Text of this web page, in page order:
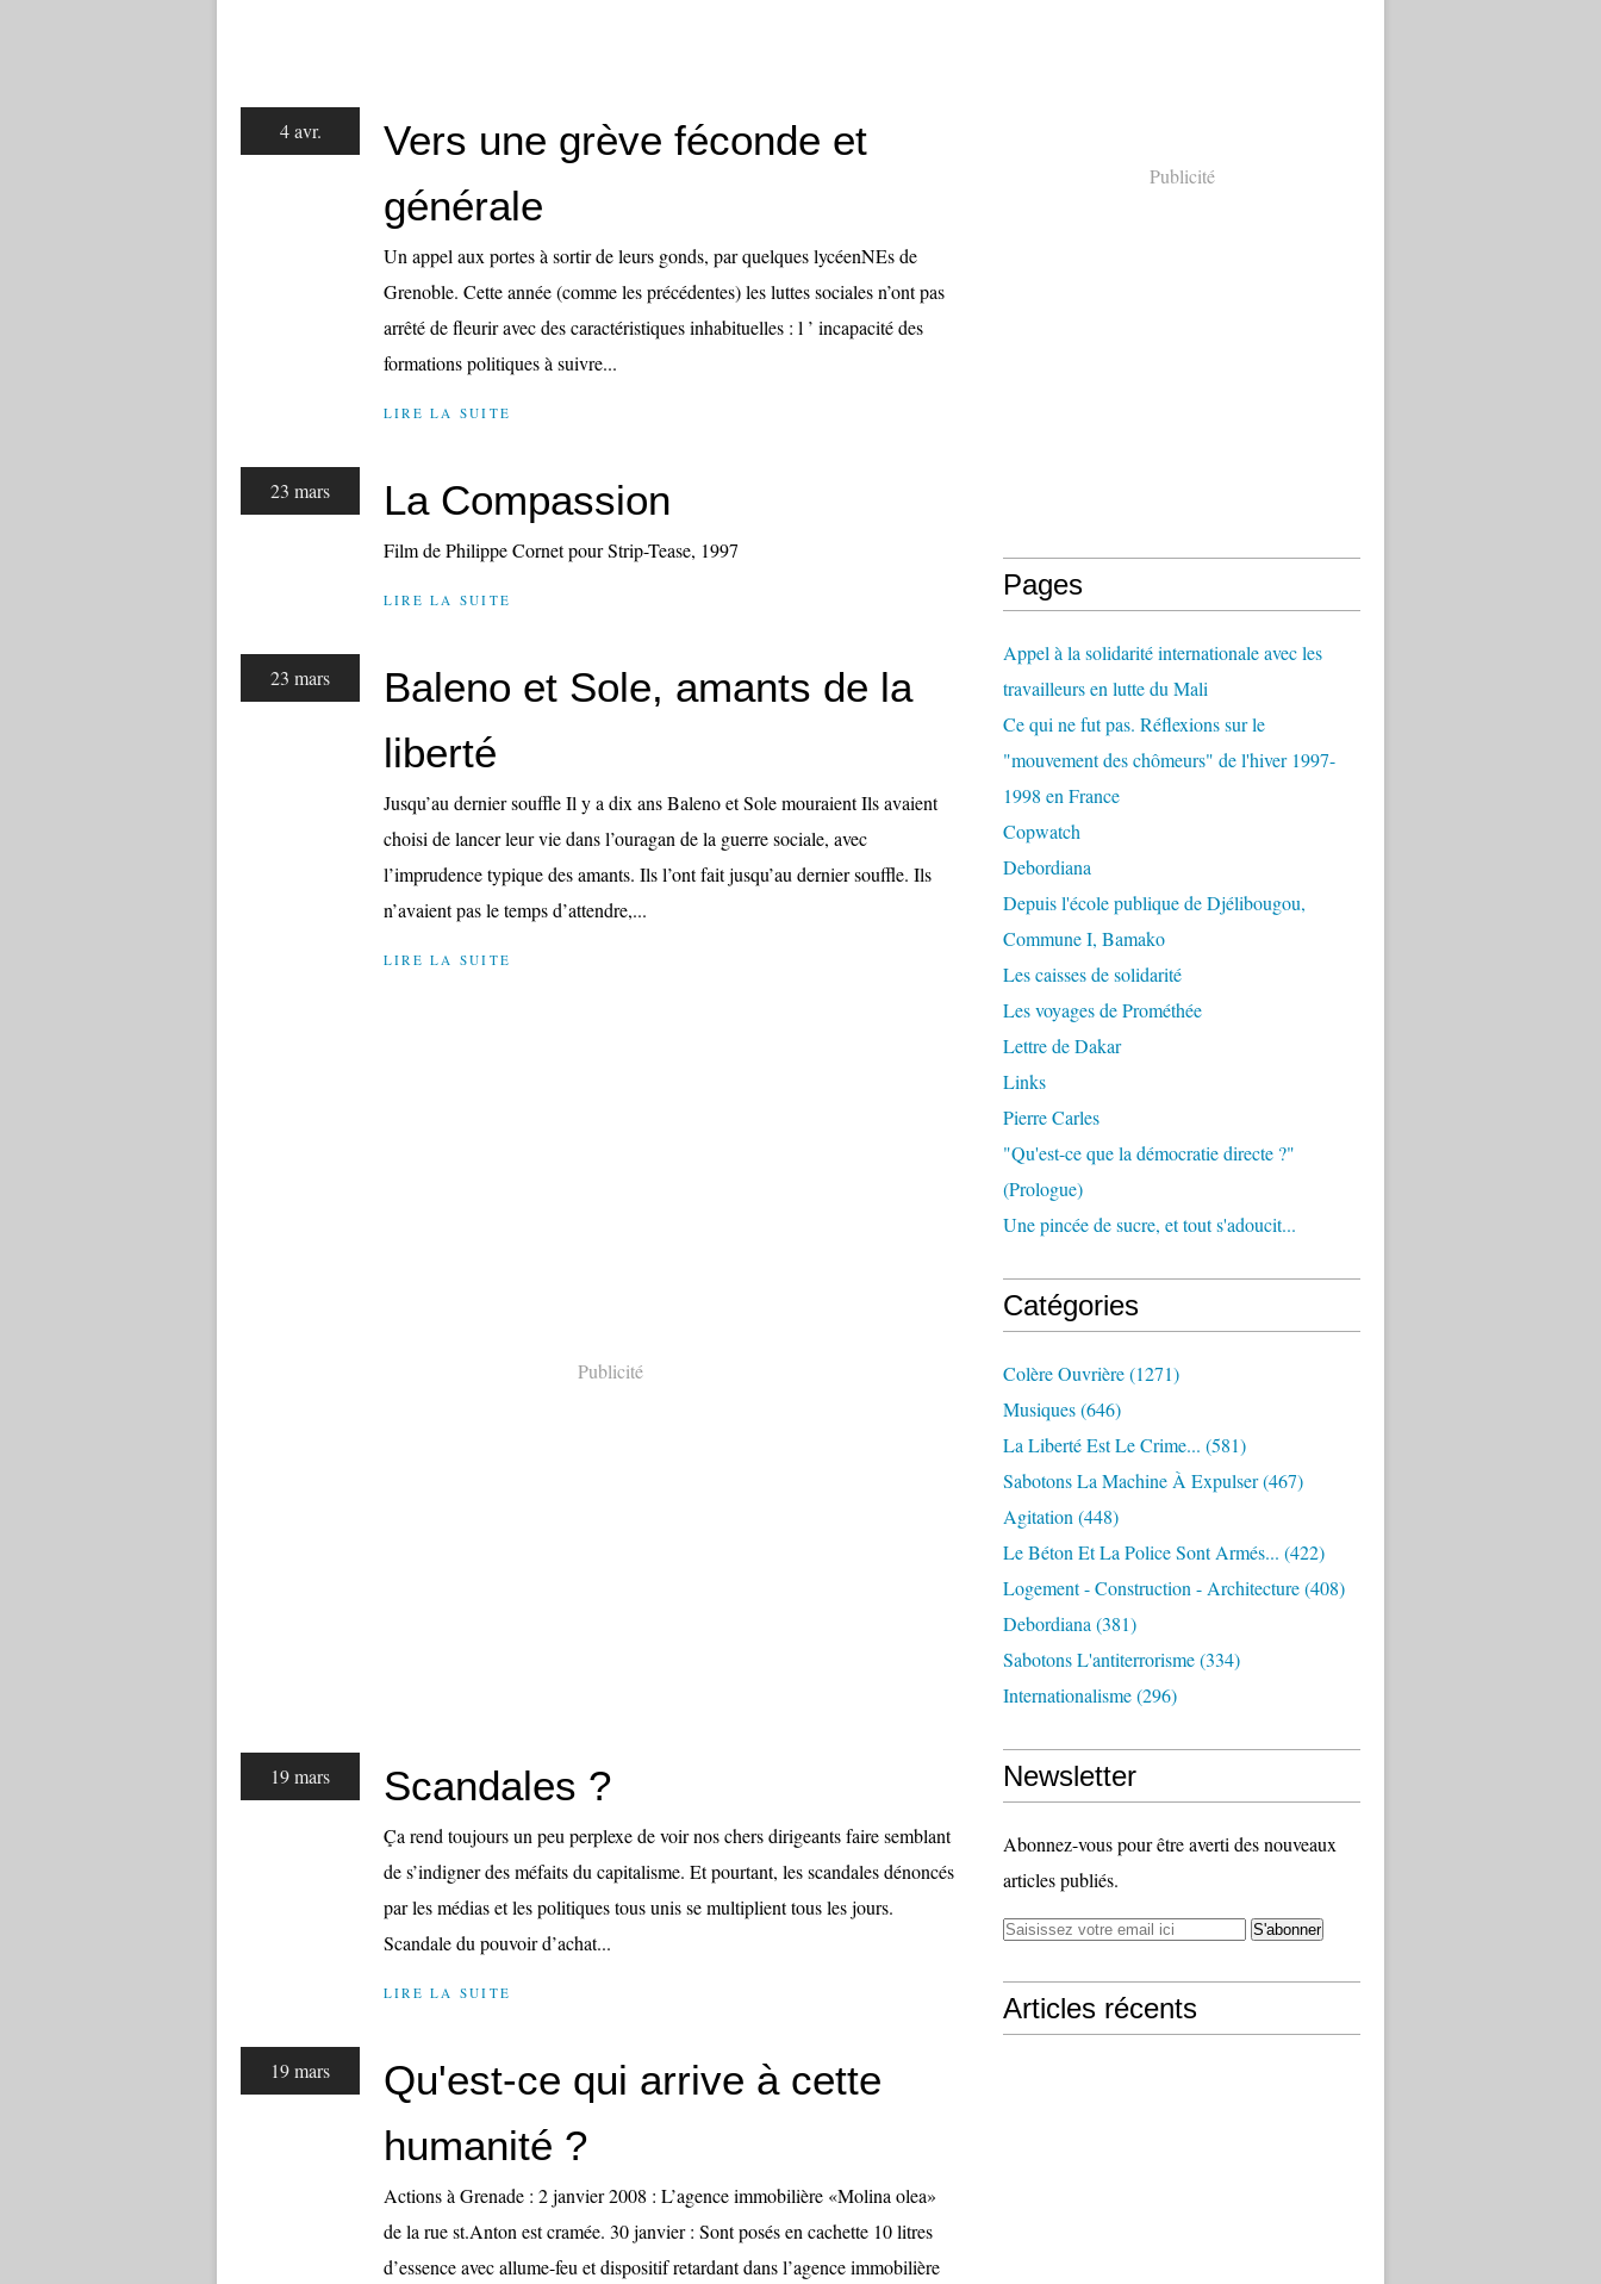
4 avr.
Vers une grève féconde et
générale
Un appel aux portes à sortir de leurs gonds, par quelques lycéenNEs de
Grenoble. Cette année (comme les précédentes) les luttes sociales n’ont pas
arrêté de fleurir avec des caractéristiques inhabituelles : l ’ incapacité des
formations politiques à suivre...
LIRE LA SUITE
23 mars La Compassion
Film de Philippe Cornet pour Strip-Tease, 1997
LIRE LA SUITE
23 mars
Baleno et Sole, amants de la
liberté
Jusqu’au dernier souffle Il y a dix ans Baleno et Sole mouraient Ils avaient
choisi de lancer leur vie dans l’ouragan de la guerre sociale, avec
l’imprudence typique des amants. Ils l’ont fait jusqu’au dernier souffle. Ils
n’avaient pas le temps d’attendre,...
LIRE LA SUITE
Publicité
19 mars Scandales ?
Ça rend toujours un peu perplexe de voir nos chers dirigeants faire semblant
de s’indigner des méfaits du capitalisme. Et pourtant, les scandales dénoncés
par les médias et les politiques tous unis se multiplient tous les jours.
Scandale du pouvoir d’achat...
LIRE LA SUITE
19 mars
Qu'est-ce qui arrive à cette
humanité ?
Actions à Grenade : 2 janvier 2008 : L’agence immobilière «Molina olea»
de la rue st.Anton est cramée. 30 janvier : Sont posés en cachette 10 litres
d’essence avec allume-feu et dispositif retardant dans l’agence immobilière
Publicité
Pages
Appel à la solidarité internationale avec les
travailleurs en lutte du Mali
Ce qui ne fut pas. Réflexions sur le
"mouvement des chômeurs" de l'hiver 1997-
1998 en France
Copwatch
Debordiana
Depuis l'école publique de Djélibougou,
Commune I, Bamako
Les caisses de solidarité
Les voyages de Prométhée
Lettre de Dakar
Links
Pierre Carles
"Qu'est-ce que la démocratie directe ?"
(Prologue)
Une pincée de sucre, et tout s'adoucit...
Catégories
Colère Ouvrière(1271)
Musiques(646)
La Liberté Est Le Crime... (581)
Sabotons La Machine À Expulser(467)
Agitation (448)
Le Béton Et La Police Sont Armés... (422)
Logement - Construction - Architecture(408)
Debordiana (381)
Sabotons L'antiterrorisme(334)
Internationalisme(296)
Newsletter
Abonnez-vous pour être averti des nouveaux
articles publiés.
Articles récents